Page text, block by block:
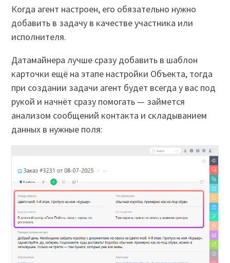
Когда агент настроен, его обязательно нужно
добавить в задачу в качестве участника или
исполнителя.
Датамайнера лучше сразу добавить в шаблон
карточки ещё на этапе настройки Объекта, тогда
при создании задачи агент будет всегда у вас под
рукой и начнёт сразу помогать — займется
анализом сообщений контакта и складыванием
данных в нужные поля: